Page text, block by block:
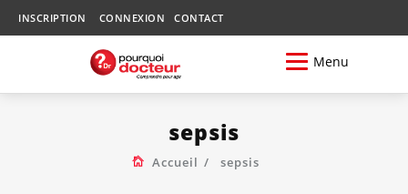
INSCRIPTION CONNEXION CONTACT
Menu
sepsis
Accueil sepsis